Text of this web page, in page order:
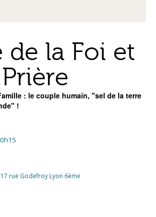
de la Foi et
: le couple humain, "sel de la terre
!
rue Godefroy Lyon 6ème